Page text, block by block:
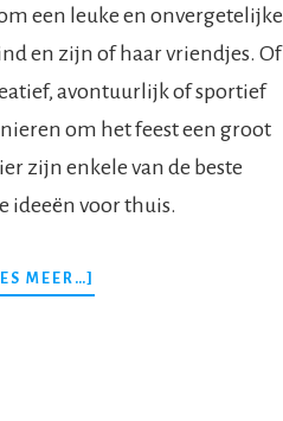
een leuke en onvergetelijke
en zijn of haar vriendjes. Of
avontuurlijk of sportief
om het feest een groot
zijn enkele van de beste
ideeën voor thuis.
MEER…]
BESTE